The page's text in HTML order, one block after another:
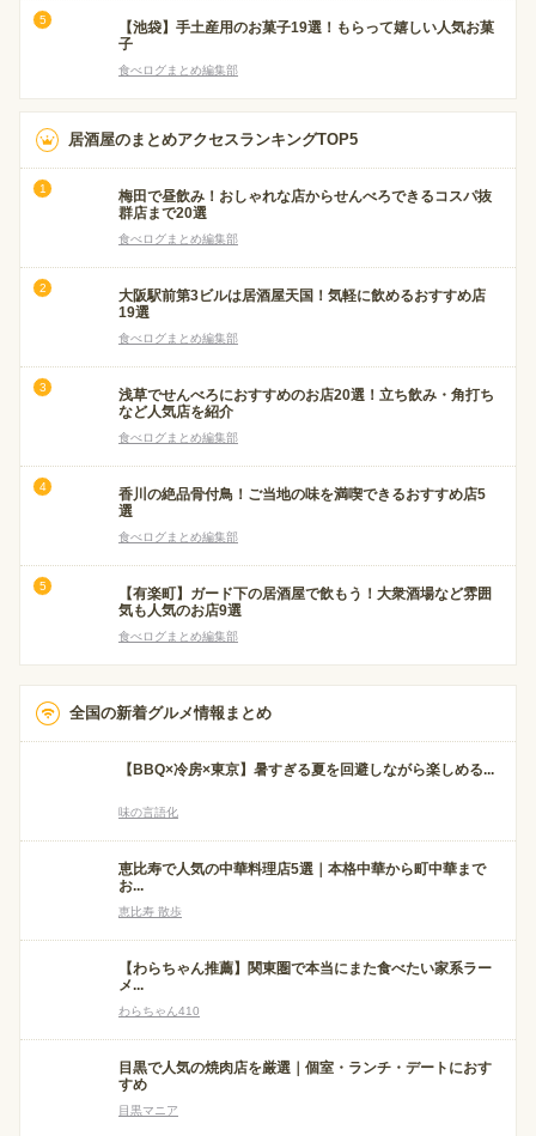
【池袋】手土産用のお菓子19選！もらって嬉しい人気お菓
子
食べログまとめ編集部
居酒屋のまとめアクセスランキングTOP5
梅田で昼飲み！おしゃれな店からせんべろできるコスパ抜
群店まで20選
食べログまとめ編集部
大阪駅前第3ビルは居酒屋天国！気軽に飲めるおすすめ店
19選
食べログまとめ編集部
浅草でせんべろにおすすめのお店20選！立ち飲み・角打ち
など人気店を紹介
食べログまとめ編集部
香川の絶品骨付鳥！ご当地の味を満喫できるおすすめ店5
選
食べログまとめ編集部
【有楽町】ガード下の居酒屋で飲もう！大衆酒場など雰囲
気も人気のお店9選
食べログまとめ編集部
全国の新着グルメ情報まとめ
【BBQ×冷房×東京】暑すぎる夏を回避しながら楽しめる...
味の言語化
恵比寿で人気の中華料理店5選｜本格中華から町中華まで
お...
恵比寿 散歩
【わらちゃん推薦】関東圏で本当にまた食べたい家系ラー
メ...
わらちゃん410
目黒で人気の焼肉店を厳選｜個室・ランチ・デートにおす
すめ
目黒マニア